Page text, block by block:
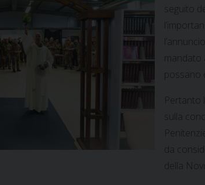
seguito
mandato
possano
Pertanto
sulla
da
della